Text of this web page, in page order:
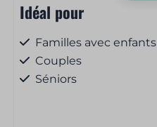
Idéal pour
Familles avec enfants
Couples
Séniors